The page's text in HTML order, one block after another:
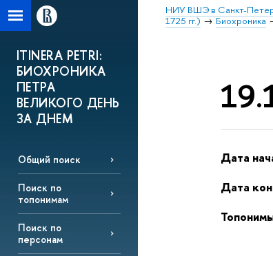
НИУ ВШЭ в Санкт-
1725 гг.)
Биохроника
ITINERA PETRI:
БИОХРОНИКА
ПЕТРА
ВЕЛИКОГО ДЕНЬ
ЗА ДНЕМ
Общий поиск
Поиск по
топонимам
Поиск по
персонам
Дата
Дата